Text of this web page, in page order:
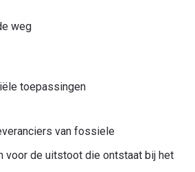
weg
toepassingen
van fossiele
voor de uitstoot die ontstaat bij het